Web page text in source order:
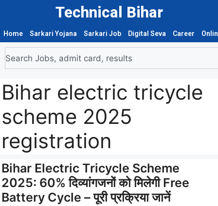
Technical Bihar
Home Sarkari Yojana Sarkari Job Digital Seva Career
Bihar electric tricycle
scheme 2025
registration
Bihar Electric Tricycle Scheme
2025: 60% दिव्यांगजनों को मिलेगी Free
Battery Cycle – पूरी प्रक्रिया जानें